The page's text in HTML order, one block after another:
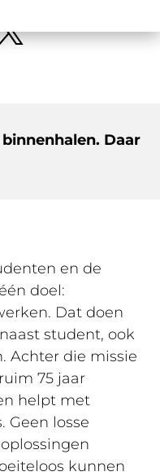
Daar
en de
doel:
Dat doen
student, ook
Achter die missie
75 jaar
helpt met
Geen losse
kunnen